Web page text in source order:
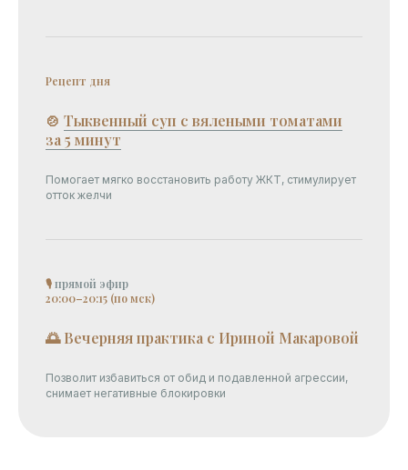
Рецепт дня
🍲 Тыквенный суп с вялеными томатами
за 5 минут
Помогает мягко восстановить работу ЖКТ, стимулирует
отток желчи
🎙прямой эфир
20:00–20:15 (по мск)
🌅 Вечерняя практика с Ириной Макаровой
Позволит избавиться от обид и подавленной агрессии,
снимает негативные блокировки